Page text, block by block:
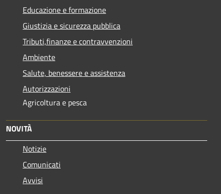
Educazione e formazione
Giustizia e sicurezza pubblica
Tributi,finanze e contravvenzioni
Ambiente
Salute, benessere e assistenza
Autorizzazioni
Agricoltura e pesca
NOVITÀ
Notizie
Comunicati
Avvisi